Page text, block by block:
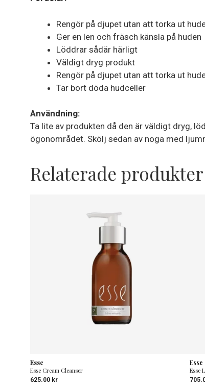
Rengör på djupet utan att torka ut
Ger en len och fräsch känsla på huden
Löddrar sådär härligt
Väldigt dryg produkt
Rengör på djupet utan att torka ut
Tar bort döda hudceller
Användning:
Ta lite av produkten då den är väldigt dryg,
ögonområdet. Skölj sedan av noga med
Relaterade produkter
Esse
Esse Cream Cleanser
625.00 kr
Esse
Esse